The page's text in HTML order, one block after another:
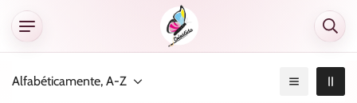
Alfabéticamente, A-Z